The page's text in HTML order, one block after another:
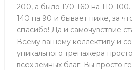
200, а было 170-160 на 110-
140 на 90 и бывает ниже, за
спасибо! Да и самочувствие
Всему вашему коллективу и
уникального тренажера
всех земных благ. Вы просто